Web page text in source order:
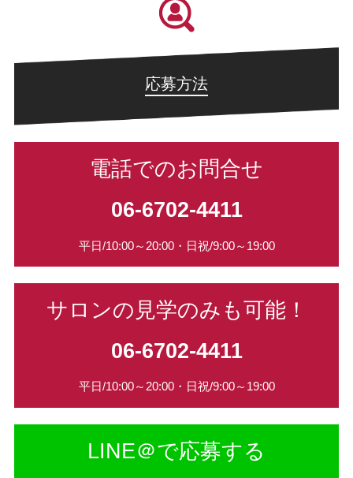
応募方法
電話でのお問合せ
06-6702-4411
平日/10:00～20:00・日祝/9:00～19:00
サロンの見学のみも可能！
06-6702-4411
平日/10:00～20:00・日祝/9:00～19:00
LINE＠で応募する